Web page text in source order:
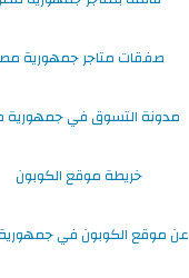
صفقات متاجر جمهورية
مدونة التسوق في جمهورية
خريطة موقع الكوبون
عن موقع الكوبون في